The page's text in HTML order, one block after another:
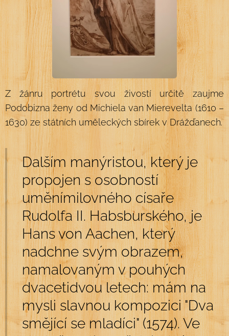
Z žánru portrétu svou živostí určitě zaujme
Podobizna ženy od Michiela van Mierevelta (1610 –
1630) ze státních uměleckých sbírek v Drážďanech.
Dalším manýristou, který je
propojen s osobností
uměnímilovného císaře
Rudolfa II. Habsburského, je
Hans von Aachen, který
nadchne svým obrazem,
namalovaným v pouhých
dvacetidvou letech: mám na
mysli slavnou kompozici "Dva
smějící se mladíci" (1574). Ve